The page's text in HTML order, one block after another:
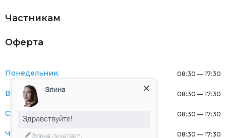
Частникам
Оферта
Понедельник: 08:30 — 17:30
Вторник: 08:30 — 17:30
Среда: 08:30 — 17:30
Четверг: 08:30 — 17:30
Элина
Здравствуйте!
Элина печатает...